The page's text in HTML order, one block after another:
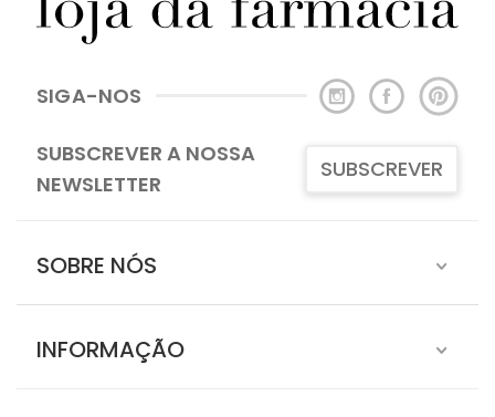
SIGA-NOS
SUBSCREVER A NOSSA
NEWSLETTER
SUBSCREVER
SOBRE NÓS
INFORMAÇÃO